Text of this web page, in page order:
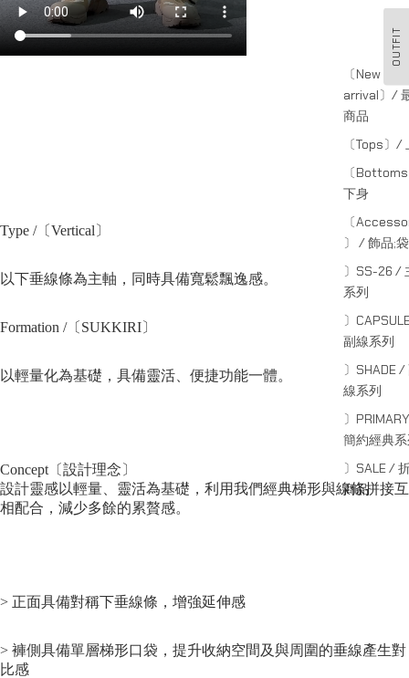
〔New
arrival〕/
商品
〔Tops〕/
〔
下身
〔
〕 / 飾品;袋
〕SS-26 /
系列
〕
副線系列
〕SHADE /
線系列
〕
簡約經典
〕SALE /
商品
OUTFIT
Type /〔Vertical〕
以下垂線條為主軸，同時具備寬鬆飄逸感。
Formation /〔SUKKIRI〕
以輕量化為基礎，具備靈活、便捷功能一體。
Concept〔設計理念〕
設計靈感以輕量、靈活為基礎，利用我們經典梯形與線條拼接互
相配合，減少多餘的累贅感。
> 正面具備對稱下垂線條，增強延伸感
> 褲側具備單層梯形口袋，提升收納空間及與周圍的垂線產生對
比感